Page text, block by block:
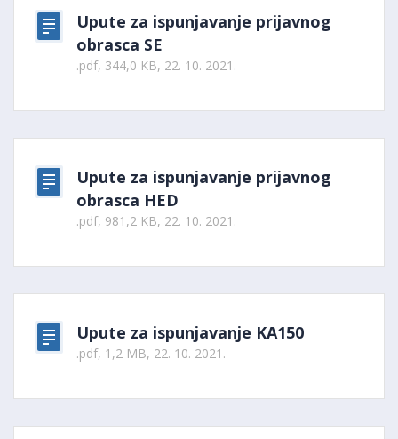
Upute za ispunjavanje prijavnog
obrasca SE
.pdf, 344,0 KB, 22. 10. 2021.
Upute za ispunjavanje prijavnog
obrasca HED
.pdf, 981,2 KB, 22. 10. 2021.
Upute za ispunjavanje KA150
.pdf, 1,2 MB, 22. 10. 2021.